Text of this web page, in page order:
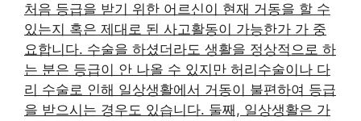
처음 등급을 받기 위한 어르신이 현재 거동을 할 수
있는지 혹은 제대로 된 사고활동이 가능한가 가 중
요합니다. 수술을 하셨더라도 생활을 정상적으로 하
는 분은 등급이 안 나올 수 있지만 허리수술이나 다
리 수술로 인해 일상생활에서 거동이 불편하여 등급
을 받으시는 경우도 있습니다. 둘째, 일상생활은 가